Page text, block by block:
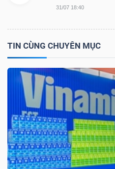
31/07 18:40
TIN CÙNG CHUYÊN MỤC
Công
cụ
đầu
tư